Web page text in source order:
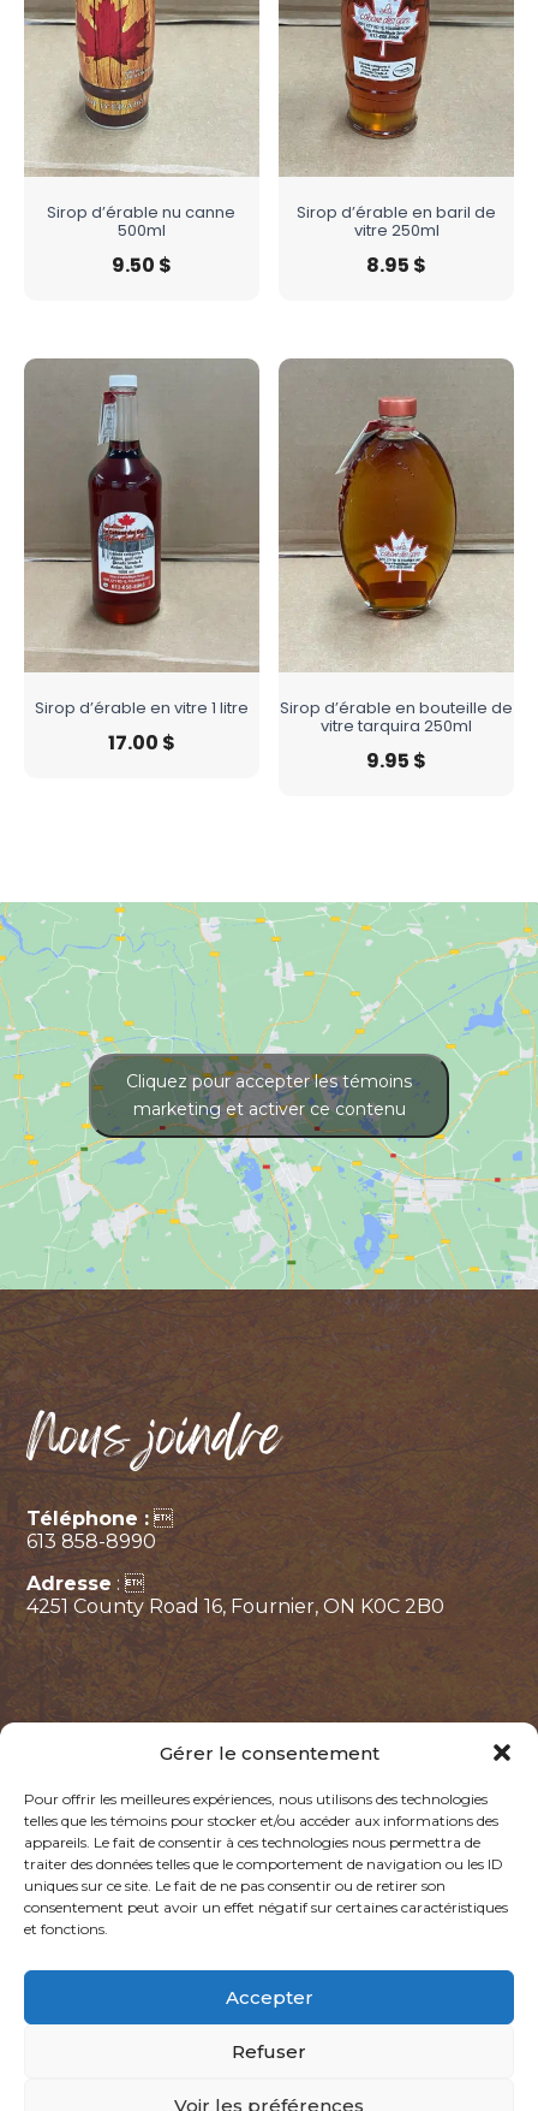
Gérer le consentement
Pour offrir les meilleures expériences, nous utilisons des technologies
telles que les témoins pour stocker et/ou accéder aux informations des
appareils. Le fait de consentir à ces technologies nous permettra de
traiter des données telles que le comportement de navigation ou les ID
uniques sur ce site. Le fait de ne pas consentir ou de retirer son
consentement peut avoir un effet négatif sur certaines caractéristiques
et fonctions.
Accepter
Refuser
Voir les préférences
Sirop d’érable nu canne
500ml
9.50 $
Sirop d’érable en baril de
vitre 250ml
8.95 $
Sirop d’érable en vitre 1 litre
17.00 $
Sirop d’érable en bouteille de
vitre tarquira 250ml
9.95 $
Cliquez pour accepter les témoins
marketing et activer ce contenu
Nous joindre
Téléphone : 
613 858-8990
Adresse : 
4251 County Road 16, Fournier, ON K0C 2B0
Politique de confidentialitéPolitique des témoins
@2026, LA CABANE DES GARS. TOUS DROITS RÉSERVÉS.